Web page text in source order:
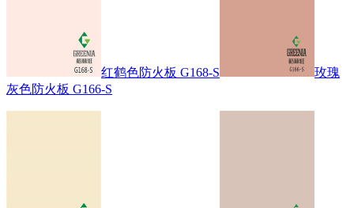
红鹤色防火板 G168-S
玫瑰
灰色防火板 G166-S